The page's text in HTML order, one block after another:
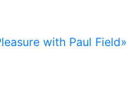
with Paul Field»